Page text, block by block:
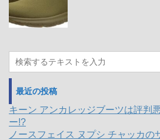
最近の投稿
キーン アンカレッジブーツは評判
ー!?
ノースフェイス ヌプシ チャッカの